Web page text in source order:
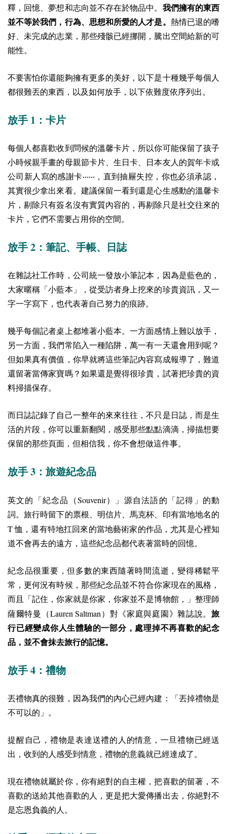
釋，回憶、夢想和志向並不存在於物品中。 我們擁有的東西
並不等於我們，行為、思想和所愛的人才是。 熱情已退的嗜
好、未完成的志業，那些殘骸已經挪開，騰出空間給新的可
能性。
不要害怕你還能夠擁有更多的美好，以下是十種幾乎每個人
都很難丟的東西，以及如何放手，以下依難度依序列出。
放手 1 ：卡片
每個人都喜歡收到問候的溫馨卡片，所以你可能保留了孩子
小時候親手畫的母親節卡片、生日卡、日本友人的賀年卡或
公司新人寫的感謝卡‧‧‧‧‧‧，直到抽屜失控，你也必須承認，
其實很少拿出來看。建議保留一看到還是心生感動的溫馨卡
片，剔除只有簽名沒有實質內容的，再剔除只是社交往來的
卡片，它們不需要占用你的空間。
放手 2 ：筆記、手帳、日誌
在雜誌社工作時，公司統一發放小筆記本，因為是藍色的，
大家暱稱「小藍本」，從受訪者身上挖來的珍貴資訊，又一
字一字寫下，也代表著自己努力的痕跡。
幾乎每個記者桌上都堆著小藍本。一方面感情上難以放手，
另一方面，我們常陷入一種陷阱，萬一有一天還會用到呢？
但如果真有價值，你早就將這些筆記內容寫成報導了，難道
還留著當傳家寶嗎？如果還是覺得很珍貴，試著把珍貴的資
料掃描保存。
而日誌記錄了自己一整年的來來往往，不只是日誌，而是生
活的片段，你可以重新翻閱，感受那些點點滴滴，掃描想要
保留的那些頁面，但相信我，你不會想做這件事。
放手 3 ：旅遊紀念品
英文的「紀念品（Souvenir）」源自法語的「記得」的動
詞。旅行時留下的票根、明信片、馬克杯、印有當地地名的
T恤，還有特地扛回來的當地藝術家的作品，尤其是心裡知
道不會再去的遠方，這些紀念品都代表著當時的回憶。
紀念品很重要，但多數的東西隨著時間流逝，變得稀鬆平
常，更何況有時候，那些紀念品並不符合你家現在的風格，
而且「記住，你家就是你家，你家並不是博物館，」整理師
薩爾特曼（Lauren Saltman ）對《家庭與庭園》雜誌說。旅
行已經變成你人生體驗的一部分，處理掉不再喜歡的紀念
品，並不會抹去旅行的記憶。
放手 4 ：禮物
丟禮物真的很難，因為我們的內心已經內建：「丟掉禮物是
不可以的」。
提醒自己，禮物是表達送禮的人的情意，一旦禮物已經送
出，收到的人感受到情意，禮物的意義就已經達成了。
現在禮物就屬於你，你有絕對的自主權，把喜歡的留著，不
喜歡的送給其他喜歡的人，更是把大愛傳播出去，你絕對不
是忘恩負義的人。